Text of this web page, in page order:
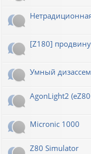
[Z180]
Умный
AgonLight2
Micronic 1000
Z80 Simulator